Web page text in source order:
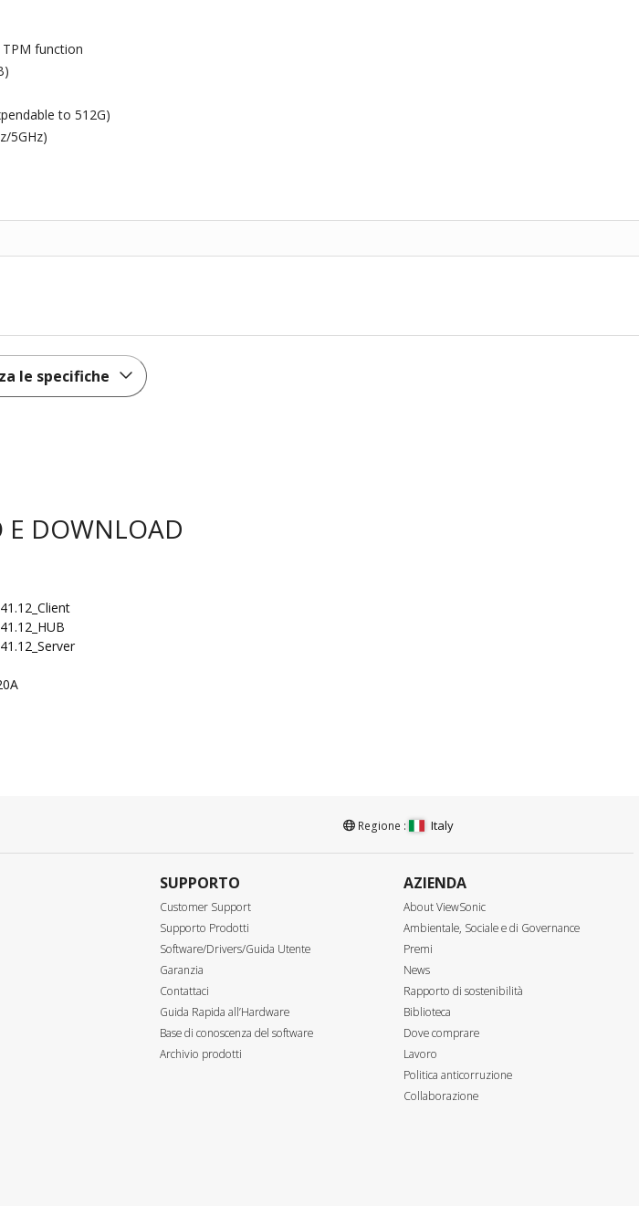
function
to 512G)
5GHz)
le specifiche
E DOWNLOAD
Regione : Italy
SUPPORTO
Customer Support
Supporto Prodotti
Software/Drivers/Guida Utente
Garanzia
Contattaci
Guida Rapida all’Hardware
Base di conoscenza del software
Archivio prodotti
AZIENDA
About ViewSonic
Ambientale, Sociale e di Governance
Premi
News
Rapporto di sostenibilità
Biblioteca
Dove comprare
Lavoro
Politica anticorruzione
Collaborazione